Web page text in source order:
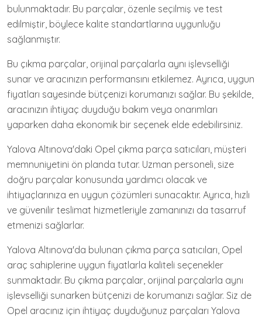
bulunmaktadır. Bu parçalar, özenle seçilmiş ve test
edilmiştir, böylece kalite standartlarına uygunluğu
sağlanmıştır.
Bu çıkma parçalar, orijinal parçalarla aynı işlevselliği
sunar ve aracınızın performansını etkilemez. Ayrıca, uygun
fiyatları sayesinde bütçenizi korumanızı sağlar. Bu şekilde,
aracınızın ihtiyaç duyduğu bakım veya onarımları
yaparken daha ekonomik bir seçenek elde edebilirsiniz.
Yalova Altınova'daki Opel çıkma parça satıcıları, müşteri
memnuniyetini ön planda tutar. Uzman personeli, size
doğru parçalar konusunda yardımcı olacak ve
ihtiyaçlarınıza en uygun çözümleri sunacaktır. Ayrıca, hızlı
ve güvenilir teslimat hizmetleriyle zamanınızı da tasarruf
etmenizi sağlarlar.
Yalova Altınova'da bulunan çıkma parça satıcıları, Opel
araç sahiplerine uygun fiyatlarla kaliteli seçenekler
sunmaktadır. Bu çıkma parçalar, orijinal parçalarla aynı
işlevselliği sunarken bütçenizi de korumanızı sağlar. Siz de
Opel aracınız için ihtiyaç duyduğunuz parçaları Yalova